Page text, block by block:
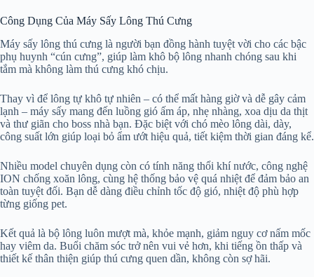
Công Dụng Của Máy Sấy Lông Thú Cưng
Máy sấy lông thú cưng là người bạn đồng hành tuyệt vời cho các bậc
phụ huynh “cún cưng”, giúp làm khô bộ lông nhanh chóng sau khi
tắm mà không làm thú cưng khó chịu.
Thay vì để lông tự khô tự nhiên – có thể mất hàng giờ và dễ gây cảm
lạnh – máy sấy mang đến luồng gió ấm áp, nhẹ nhàng, xoa dịu da thịt
và thư giãn cho boss nhà bạn. Đặc biệt với chó mèo lông dài, dày,
công suất lớn giúp loại bỏ ẩm ướt hiệu quả, tiết kiệm thời gian đáng kể.
Nhiều model chuyên dụng còn có tính năng thổi khí nước, công nghệ
ION chống xoăn lông, cùng hệ thống bảo vệ quá nhiệt để đảm bảo an
toàn tuyệt đối. Bạn dễ dàng điều chỉnh tốc độ gió, nhiệt độ phù hợp
từng giống pet.
Kết quả là bộ lông luôn mượt mà, khỏe mạnh, giảm nguy cơ nấm mốc
hay viêm da. Buổi chăm sóc trở nên vui vẻ hơn, khi tiếng ồn thấp và
thiết kế thân thiện giúp thú cưng quen dần, không còn sợ hãi.